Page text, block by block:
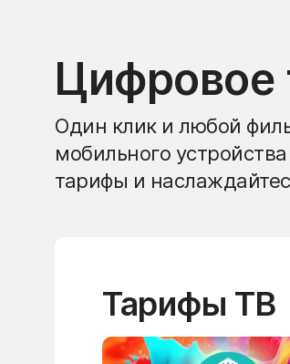
Цифровое
Один клик и любой
мобильного
тарифы и
Тарифы ТВ